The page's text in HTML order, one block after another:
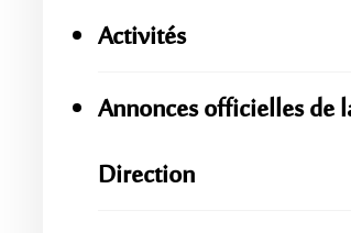
Activités
Annonces officielles de
Direction